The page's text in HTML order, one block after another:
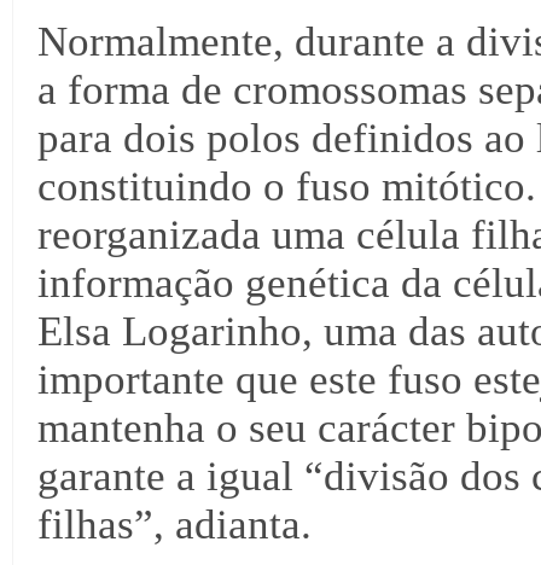
Normalmente, durante a
a forma de cromossomas
para dois polos definidos
constituindo o fuso mitótico.
reorganizada uma célula
informação genética da
Elsa Logarinho, uma das
importante que este fuso
mantenha o seu carácter
garante a igual “divisão dos
filhas”, adianta.